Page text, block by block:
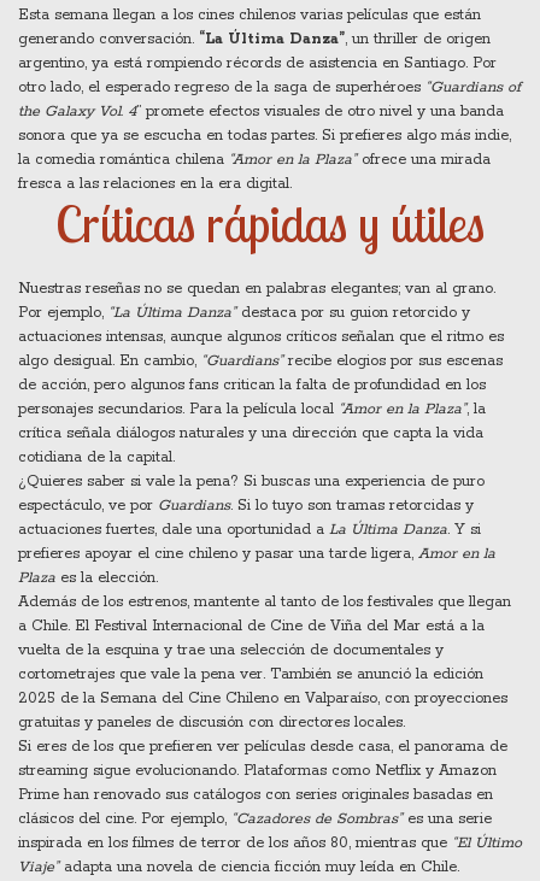
Esta semana llegan a los cines chilenos varias películas que están
generando conversación. “La Última Danza”, un thriller de origen
argentino, ya está rompiendo récords de asistencia en Santiago. Por
otro lado, el esperado regreso de la saga de superhéroes “Guardians of
the Galaxy Vol. 4” promete efectos visuales de otro nivel y una banda
sonora que ya se escucha en todas partes. Si prefieres algo más indie,
la comedia romántica chilena “Amor en la Plaza”ofrece una mirada
fresca a las relaciones en la era digital.
Críticas rápidas y útiles
Nuestras reseñas no se quedan en palabras elegantes; van al grano.
Por ejemplo, “La Última Danza”destaca por su guion retorcido y
actuaciones intensas, aunque algunos críticos señalan que el ritmo es
algo desigual. En cambio, “Guardians”recibe elogios por sus escenas
de acción, pero algunos fans critican la falta de profundidad en los
personajes secundarios. Para la película local “Amor en la Plaza”, la
crítica señala diálogos naturales y una dirección que capta la vida
cotidiana de la capital.
¿Quieres saber si vale la pena? Si buscas una experiencia de puro
espectáculo, ve por Guardians. Si lo tuyo son tramas retorcidas y
actuaciones fuertes, dale una oportunidad a La Última Danza. Y si
prefieres apoyar el cine chileno y pasar una tarde ligera, Amor en la
Plaza es la elección.
Además de los estrenos, mantente al tanto de los festivales que llegan
a Chile. El Festival Internacional de Cine de Viña del Mar está a la
vuelta de la esquina y trae una selección de documentales y
cortometrajes que vale la pena ver. También se anunció la edición
2025 de la Semana del Cine Chileno en Valparaíso, con proyecciones
gratuitas y paneles de discusión con directores locales.
Si eres de los que prefieren ver películas desde casa, el panorama de
streaming sigue evolucionando. Plataformas como Netflix y Amazon
Prime han renovado sus catálogos con series originales basadas en
clásicos del cine. Por ejemplo, “Cazadores de Sombras”es una serie
inspirada en los filmes de terror de los años 80, mientras que “El Último
Viaje”adapta una novela de ciencia ficción muy leída en Chile.